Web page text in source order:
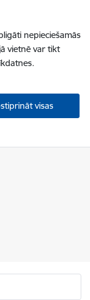
nepieciešamās
vietnē var tikt
visas